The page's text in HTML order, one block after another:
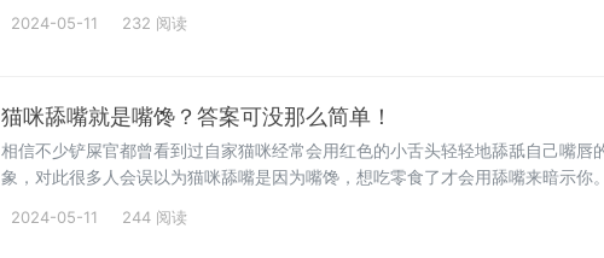
奥秘吧！
2024-05-11 232 阅读
猫咪舔嘴就是嘴馋？答案可没那么简单！
相信不少铲屎官都曾看到过自家猫咪经常会用红色的小舌头轻轻地舔舐自己嘴唇
象，对此很多人会误以为猫咪舔嘴是因为嘴馋，想吃零食了才会用舔嘴来暗示你
后可能隐藏的小秘密吧~
2024-05-11 244 阅读